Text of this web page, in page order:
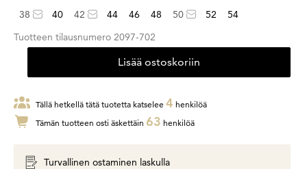
38 40 42 44 46 48 50 52
54
Tuotteen tilausnumero 2097-702
Lisää ostoskoriin
Tällä hetkellä tätä tuotetta katselee 4 henkilöä
Tämän tuotteen osti äskettäin 63 henkilöä
Turvallinen ostaminen laskulla